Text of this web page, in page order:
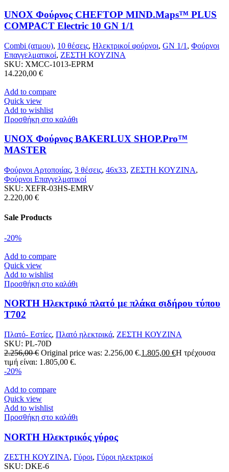
UNOX Φούρνος CHEFTOP MIND.Maps™ PLUS
COMPACT Electric 10 GN 1/1
Combi (ατμου), 10 θέσεις, Ηλεκτρικοί φούρνοι, GN 1/1 , Φούρνοι
Επαγγελματικοί, ΖΕΣΤΗ ΚΟΥΖΙΝΑ
SKU: XMCC-1013-EPRM
14.220,00 €
Add to compare
Quick view
Add to wishlist
Προσθήκη στο καλάθι
UNOX Φούρνος BAKERLUX SHOP.Pro™
MASTER
Φούρνοι Αρτοποιίας, 3 θέσεις, 46x33, ΖΕΣΤΗ ΚΟΥΖΙΝΑ,
Φούρνοι Επαγγελματικοί
SKU: XEFR-03HS-EMRV
2.220,00 €
Sale Products
-20%
Add to compare
Quick view
Add to wishlist
Προσθήκη στο καλάθι
NORTH Ηλεκτρικό πλατό με πλάκα σιδήρου τύπου
T702
Πλατό- Εστίες, Πλατό ηλεκτρικά, ΖΕΣΤΗ ΚΟΥΖΙΝΑ
SKU: PL-70D
2.256,00€ Original price was: 2.256,00 €.1.805,00 €Η τρέχουσα
τιμή είναι: 1.805,00 €.
-20%
Add to compare
Quick view
Add to wishlist
Προσθήκη στο καλάθι
NORTH Ηλεκτρικός γύρος
ΖΕΣΤΗ ΚΟΥΖΙΝΑ, Γύροι, Γύροι ηλεκτρικοί
SKU: DKE-6